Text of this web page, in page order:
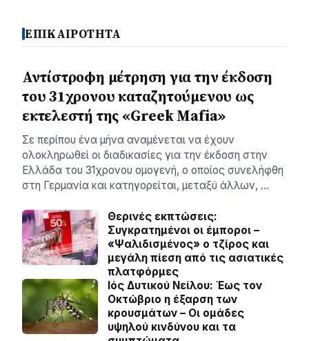
ΕΠΙΚΑΙΡΟΤΗΤΑ
Αντίστροφη μέτρηση για την έκδοση
του 31χρονου καταζητούμενου ως
εκτελεστή της «Greek Mafia»
Σε περίπου ένα μήνα αναμένεται να έχουν
ολοκληρωθεί οι διαδικασίες για την έκδοση στην
Ελλάδα του 31χρονου ομογενή, ο οποίος συνελήφθη
στη Γερμανία και κατηγορείται, μεταξύ άλλων, …
Θερινές εκπτώσεις:
Συγκρατημένοι οι έμποροι –
«Ψαλιδισμένος» ο τζίρος και
μεγάλη πίεση από τις ασιατικές
πλατφόρμες
Ιός Δυτικού Νείλου: Έως τον
Οκτώβριο η έξαρση των
κρουσμάτων – Οι ομάδες
υψηλού κινδύνου και τα